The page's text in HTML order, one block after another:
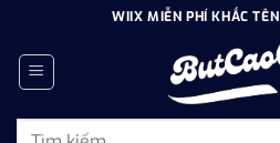
dung
WIIX MIỄN PHÍ KHẮC
Tìm